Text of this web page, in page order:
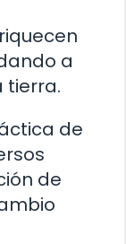
a
tierra.
de
de